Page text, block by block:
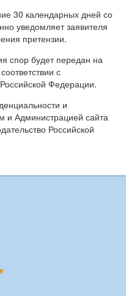
30 календарных дней со
уведомляет заявителя
претензии.
спор будет передан на
с
Федерации.
и
и Администрацией сайта
Российской